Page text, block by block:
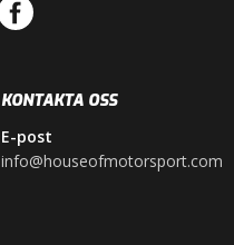
KONTAKTA OSS
E-post
info@houseofmotorsport.com